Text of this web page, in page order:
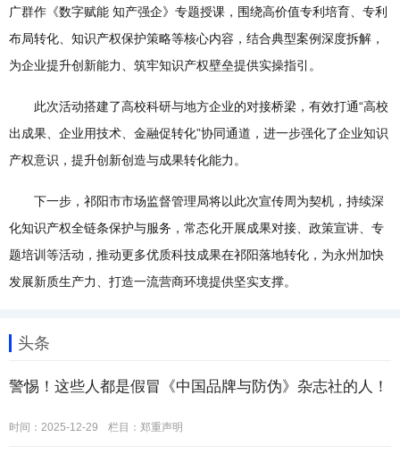
广群作《数字赋能 知产强企》专题授课，围绕高价值专利培育、专利
布局转化、知识产权保护策略等核心内容，结合典型案例深度拆解，
为企业提升创新能力、筑牢知识产权壁垒提供实操指引。
此次活动搭建了高校科研与地方企业的对接桥梁，有效打通“高校
出成果、企业用技术、金融促转化”协同通道，进一步强化了企业知识
产权意识，提升创新创造与成果转化能力。
下一步，祁阳市市场监督管理局将以此次宣传周为契机，持续深
化知识产权全链条保护与服务，常态化开展成果对接、政策宣讲、专
题培训等活动，推动更多优质科技成果在祁阳落地转化，为永州加快
发展新质生产力、打造一流营商环境提供坚实支撑。
头条
警惕！这些人都是假冒《中国品牌与防伪》杂志社的人！
时间：2025-12-29 栏目： 郑重声明